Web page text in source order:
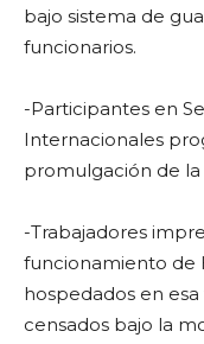
bajo sistema de
funcionarios.
-Participantes en
Internacionales
promulgación de la
-Trabajadores
funcionamiento de
hospedados en
censados bajo la